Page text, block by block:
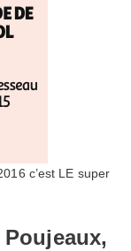
c’est LE super